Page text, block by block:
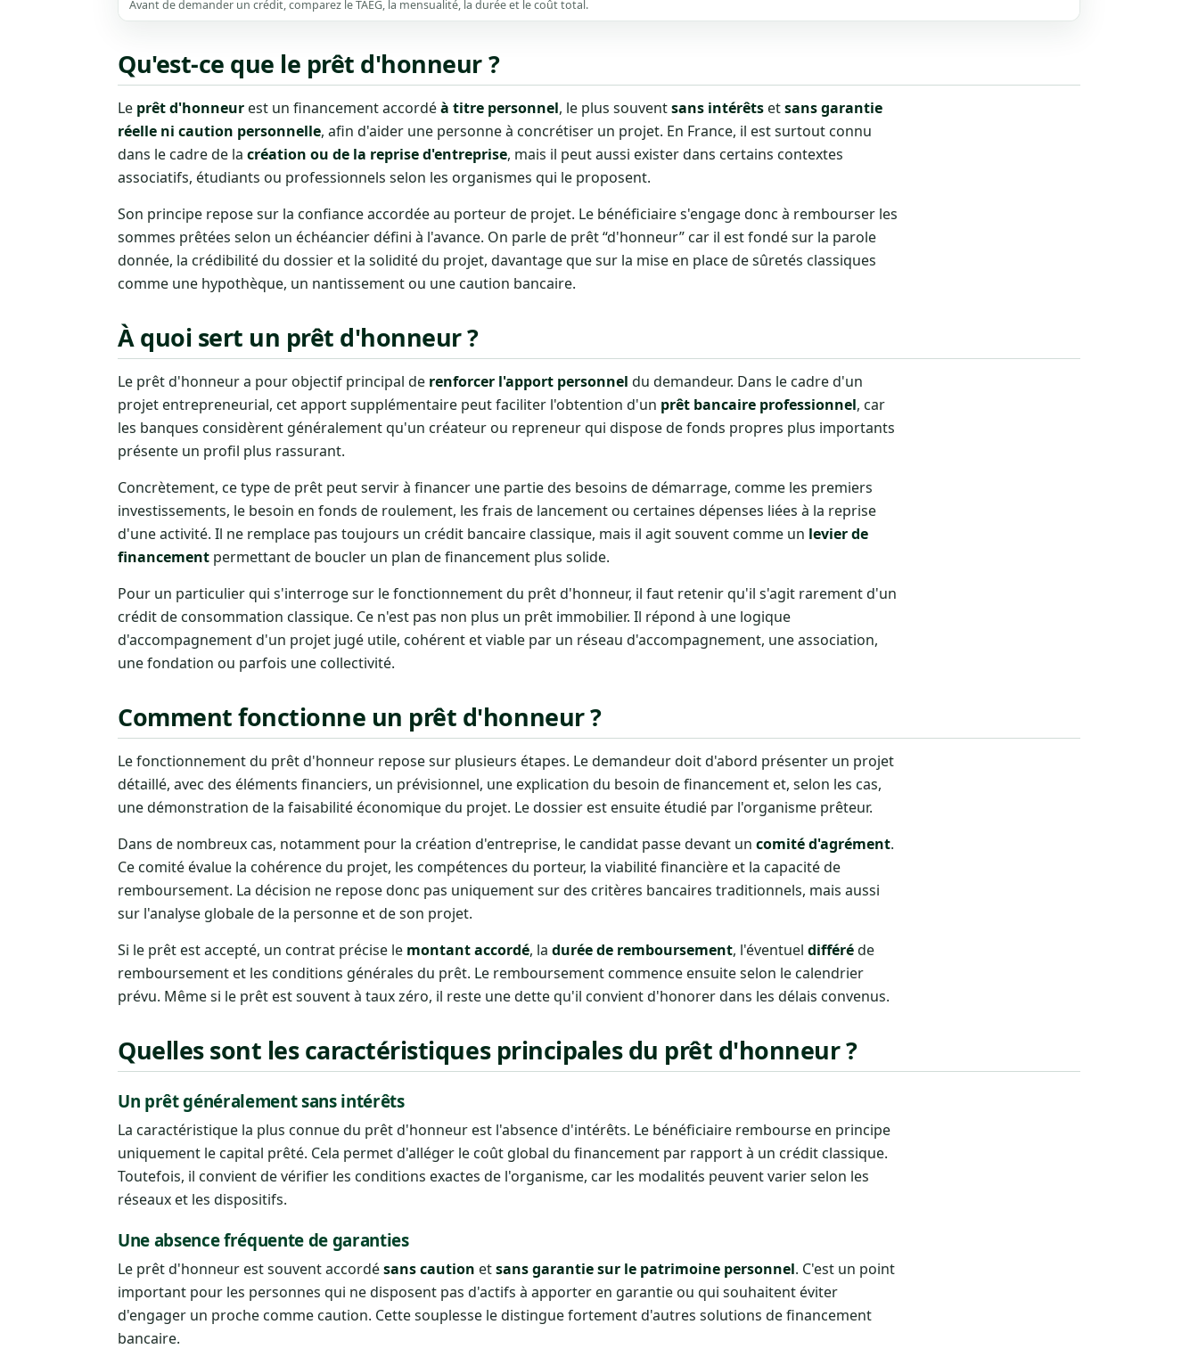
Avant de demander un crédit, comparez le TAEG, la mensualité, la durée et le coût total.
Qu'est-ce que le prêt d'honneur ?
Le prêt d'honneur est un financement accordéà titre personnel, le plus souventsans intérêts etsans garantie
réelle ni caution personnelle, afin d'aider une personne à concrétiser un projet. En France, il est surtout connu
dans le cadre de la création ou de la reprise d'entreprise, mais il peut aussi exister dans certains contextes
associatifs, étudiants ou professionnels selon les organismes qui le proposent.
Son principe repose sur la confiance accordée au porteur de projet. Le bénéficiaire s'engage donc à rembourser les
sommes prêtées selon un échéancier défini à l'avance. On parle de prêt “d'honneur” car il est fondé sur la parole
donnée, la crédibilité du dossier et la solidité du projet, davantage que sur la mise en place de sûretés classiques
comme une hypothèque, un nantissement ou une caution bancaire.
À quoi sert un prêt d'honneur ?
Le prêt d'honneur a pour objectif principal de renforcer l'apport personnel du demandeur. Dans le cadre d'un
projet entrepreneurial, cet apport supplémentaire peut faciliter l'obtention d'un prêt bancaire professionnel, car
les banques considèrent généralement qu'un créateur ou repreneur qui dispose de fonds propres plus importants
présente un profil plus rassurant.
Concrètement, ce type de prêt peut servir à financer une partie des besoins de démarrage, comme les premiers
investissements, le besoin en fonds de roulement, les frais de lancement ou certaines dépenses liées à la reprise
d'une activité. Il ne remplace pas toujours un crédit bancaire classique, mais il agit souvent comme un levier de
financement permettant de boucler un plan de financement plus solide.
Pour un particulier qui s'interroge sur le fonctionnement du prêt d'honneur, il faut retenir qu'il s'agit rarement d'un
crédit de consommation classique. Ce n'est pas non plus un prêt immobilier. Il répond à une logique
d'accompagnement d'un projet jugé utile, cohérent et viable par un réseau d'accompagnement, une association,
une fondation ou parfois une collectivité.
Comment fonctionne un prêt d'honneur ?
Le fonctionnement du prêt d'honneur repose sur plusieurs étapes. Le demandeur doit d'abord présenter un projet
détaillé, avec des éléments financiers, un prévisionnel, une explication du besoin de financement et, selon les cas,
une démonstration de la faisabilité économique du projet. Le dossier est ensuite étudié par l'organisme prêteur.
Dans de nombreux cas, notamment pour la création d'entreprise, le candidat passe devant un comité d'agrément.
Ce comité évalue la cohérence du projet, les compétences du porteur, la viabilité financière et la capacité de
remboursement. La décision ne repose donc pas uniquement sur des critères bancaires traditionnels, mais aussi
sur l'analyse globale de la personne et de son projet.
Si le prêt est accepté, un contrat précise le montant accordé, la durée de remboursement, l'éventuel différéde
remboursement et les conditions générales du prêt. Le remboursement commence ensuite selon le calendrier
prévu. Même si le prêt est souvent à taux zéro, il reste une dette qu'il convient d'honorer dans les délais convenus.
Quelles sont les caractéristiques principales du prêt d'honneur ?
Un prêt généralement sans intérêts
La caractéristique la plus connue du prêt d'honneur est l'absence d'intérêts. Le bénéficiaire rembourse en principe
uniquement le capital prêté. Cela permet d'alléger le coût global du financement par rapport à un crédit classique.
Toutefois, il convient de vérifier les conditions exactes de l'organisme, car les modalités peuvent varier selon les
réseaux et les dispositifs.
Une absence fréquente de garanties
Le prêt d'honneur est souvent accordésans caution etsans garantie sur le patrimoine personnel. C'est un point
important pour les personnes qui ne disposent pas d'actifs à apporter en garantie ou qui souhaitent éviter
d'engager un proche comme caution. Cette souplesse le distingue fortement d'autres solutions de financement
bancaire.